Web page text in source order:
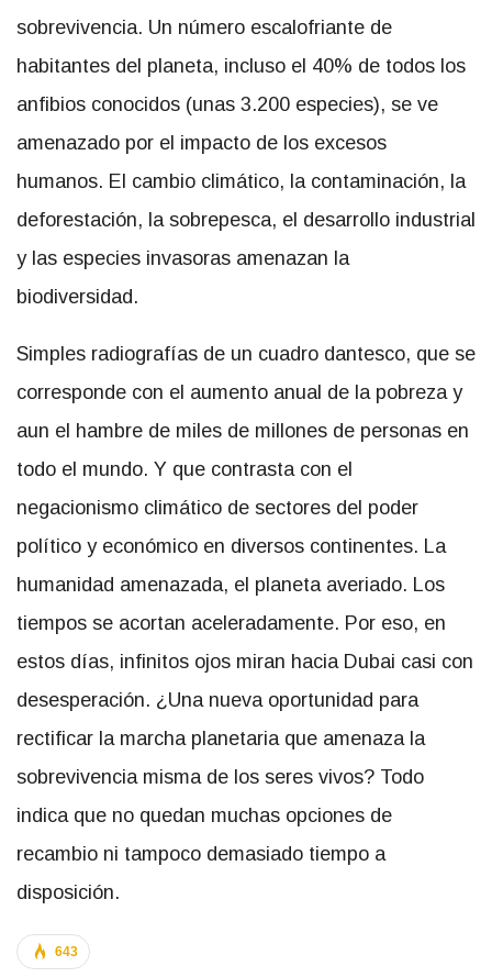
sobrevivencia. Un número escalofriante de
habitantes del planeta, incluso el 40% de todos los
anfibios conocidos (unas 3.200 especies), se ve
amenazado por el impacto de los excesos
humanos. El cambio climático, la contaminación, la
deforestación, la sobrepesca, el desarrollo industrial
y las especies invasoras amenazan la
biodiversidad.
Simples radiografías de un cuadro dantesco, que se
corresponde con el aumento anual de la pobreza y
aun el hambre de miles de millones de personas en
todo el mundo. Y que contrasta con el
negacionismo climático de sectores del poder
político y económico en diversos continentes. La
humanidad amenazada, el planeta averiado. Los
tiempos se acortan aceleradamente. Por eso, en
estos días, infinitos ojos miran hacia Dubai casi con
desesperación. ¿Una nueva oportunidad para
rectificar la marcha planetaria que amenaza la
sobrevivencia misma de los seres vivos? Todo
indica que no quedan muchas opciones de
recambio ni tampoco demasiado tiempo a
disposición.
643